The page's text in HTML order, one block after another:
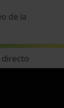
de la
directo